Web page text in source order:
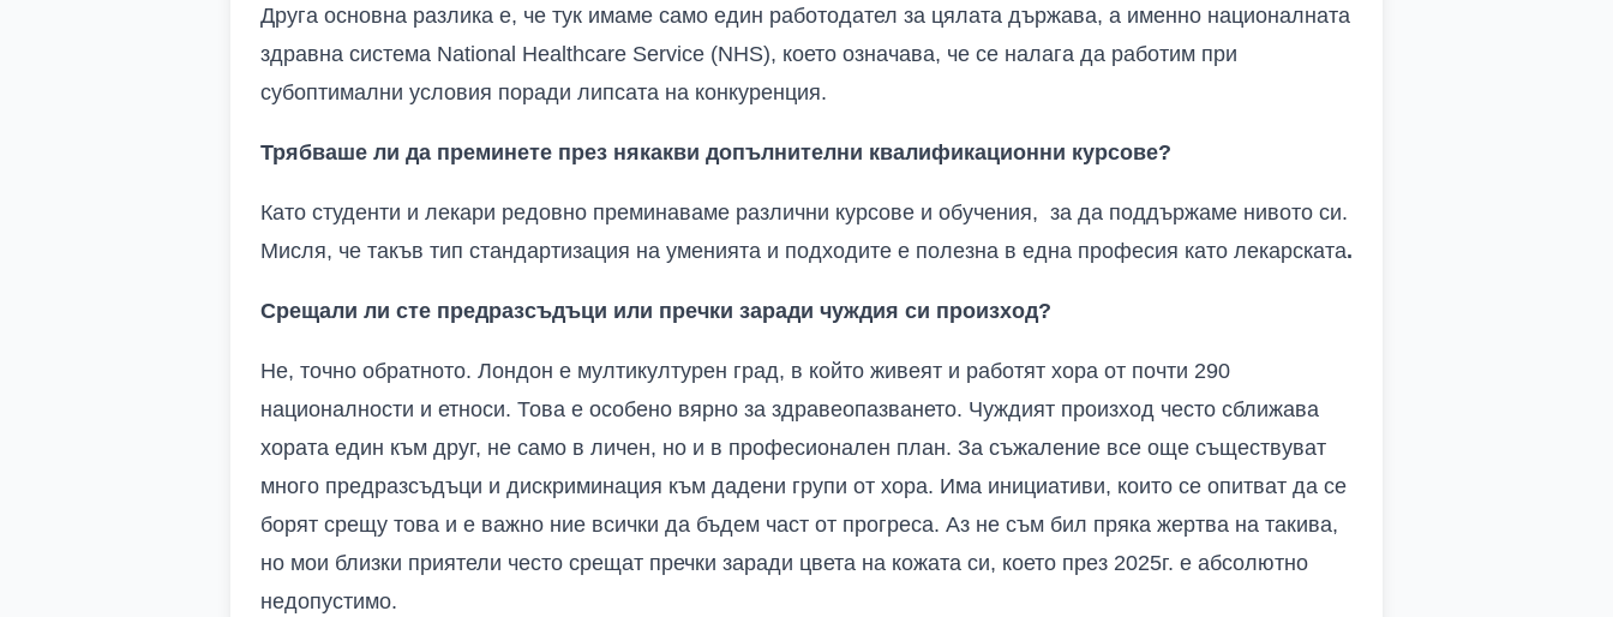
Друга основна разлика е, че тук имаме само един работодател за цялата държава, а именно националната
здравна система National Healthcare Service (NHS), което означава, че се налага да работим при
субоптимални условия поради липсата на конкуренция.
Трябваше ли да преминете през някакви допълнителни квалификационни курсове?
Като студенти и лекари редовно преминаваме различни курсове и обучения, за да поддържаме нивото си.
Мисля, че такъв тип стандартизация на уменията и подходите е полезна в една професия като лекарската.
Срещали ли сте предразсъдъци или пречки заради чуждия си произход?
Не, точно обратното. Лондон е мултикултурен град, в който живеят и работят хора от почти 290
националности и етноси. Това е особено вярно за здравеопазването. Чуждият произход често сближава
хората един към друг, не само в личен, но и в професионален план. За съжаление все още съществуват
много предразсъдъци и дискриминация към дадени групи от хора. Има инициативи, които се опитват да се
борят срещу това и е важно ние всички да бъдем част от прогреса. Аз не съм бил пряка жертва на такива,
но мои близки приятели често срещат пречки заради цвета на кожата си, което през 2025г. е абсолютно
недопустимо.